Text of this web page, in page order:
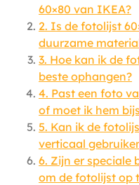
60×80 van IKEA?
2. Is de fotolijst
duurzame
3. Hoe kan ik de
beste ophangen?
4. Past een foto
of moet ik hem
5. Kan ik de
verticaal
6. Zijn er speciale
om de fotolijst op